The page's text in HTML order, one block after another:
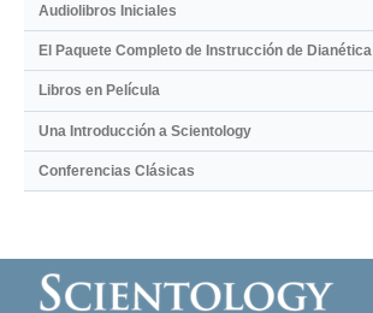
Audiolibros Iniciales
El Paquete Completo de Instrucción de Dianética
Libros en Película
Una Introducción a Scientology
Conferencias Clásicas